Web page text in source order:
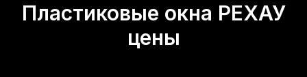
Пластиковые окна РЕХАУ
цены